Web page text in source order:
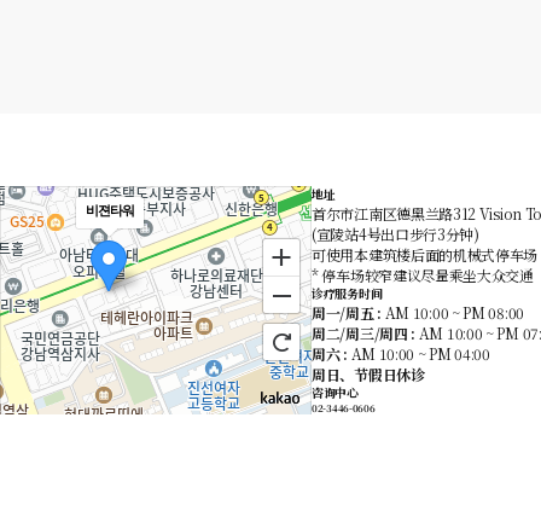
비젼타워
地址
首尔市江南区德黑兰路312 Vision
(宣陵站4号出口步行3分钟)
可使用本建筑楼后面的机械式停车场
* 停车场较窄建议尽量乘坐大众交通
诊疗服务时间
周一/周五 : AM 10:00 ~ PM 08:00
周二/周三/周四 : AM 10:00 ~ PM
周六 : AM 10:00 ~ PM 04:00
周日、节假日休诊
咨询中心
02-3446-0606